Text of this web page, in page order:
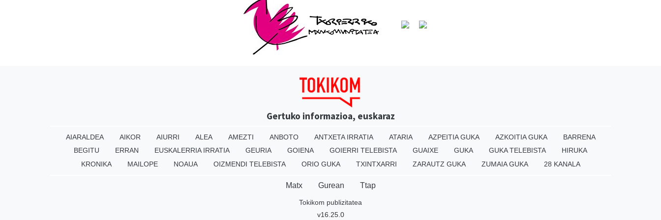
Gertuko informazioa, euskaraz
AIARALDEA AIKOR AIURRI ALEA AMEZTI ANBOTO ANTXETA IRRATIA ATARIA AZPEITIA GUKA AZKOITIA GUKA
BARRENA
BEGITU
ERRAN EUSKALERRIA IRRATIA GEURIA GOIENA GOIERRI TELEBISTA GUAIXE GUKA GUKA TELEBISTA
HIRUKA
KRONIKA
MAILOPE NOAUA OIZMENDI TELEBISTA ORIO GUKA TXINTXARRI ZARAUTZ GUKA ZUMAIA GUKA 28 KANALA
Matx Gurean Ttap
Tokikom publizitatea
v16.25.0